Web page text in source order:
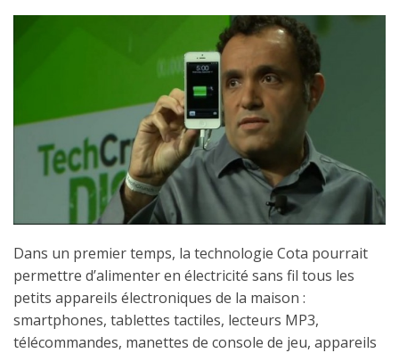
Dans un premier temps, la technologie Cota pourrait
permettre d’alimenter en électricité sans fil tous les
petits appareils électroniques de la maison :
smartphones, tablettes tactiles, lecteurs MP3,
télécommandes, manettes de console de jeu, appareils